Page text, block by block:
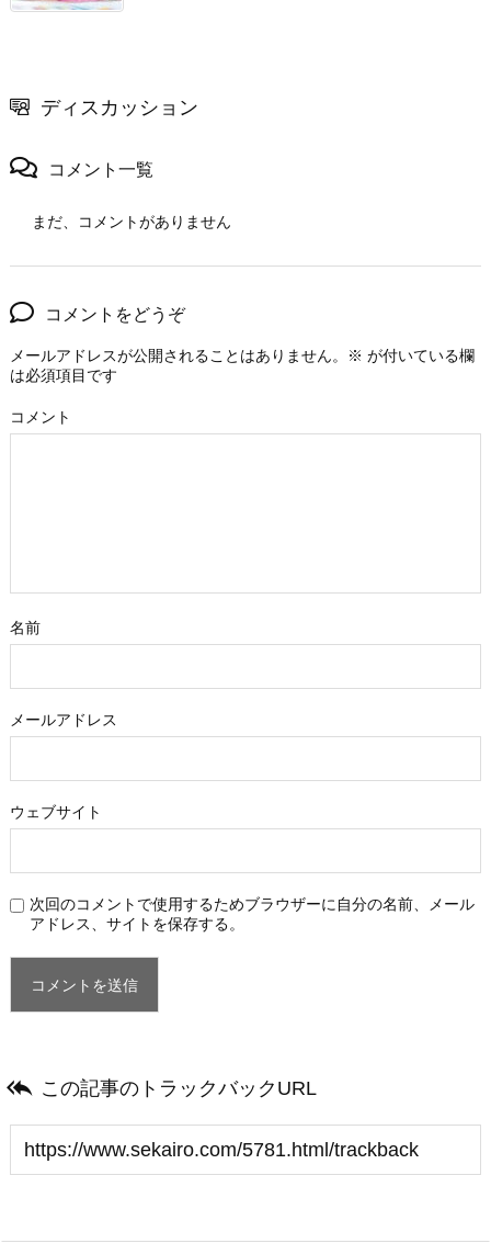
ディスカッション
コメント一覧
まだ、コメントがありません
コメントをどうぞ
メールアドレスが公開されることはありません。 ※ が付いている欄
は必須項目です
コメント
名前
メールアドレス
ウェブサイト
次回のコメントで使用するためブラウザーに自分の名前、メール
アドレス、サイトを保存する。
 この記事のトラックバックURL